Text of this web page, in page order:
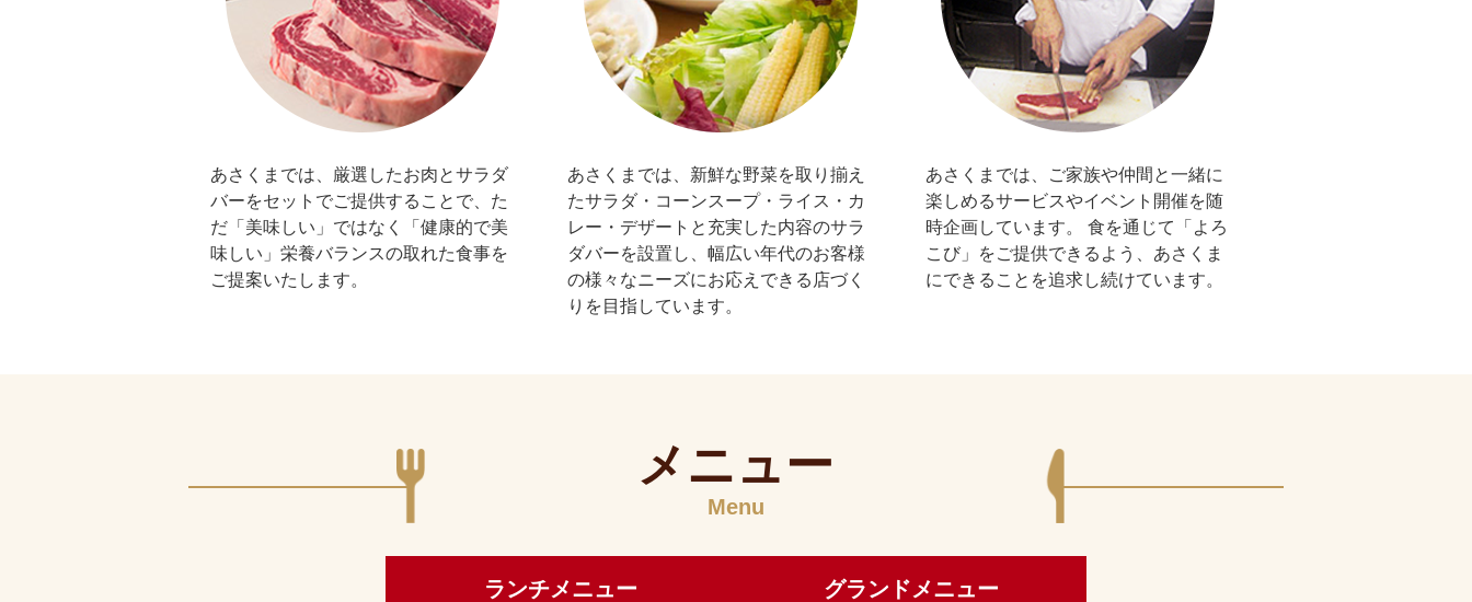
あさくまでは、厳選したお肉とサラダ
バーをセットでご提供することで、た
だ「美味しい」ではなく「健康的で美
味しい」栄養バランスの取れた食事を
ご提案いたします。
あさくまでは、新鮮な野菜を取り揃え
たサラダ・コーンスープ・ライス・カ
レー・デザートと充実した内容のサラ
ダバーを設置し、幅広い年代のお客様
の様々なニーズにお応えできる店づく
りを目指しています。
あさくまでは、ご家族や仲間と一緒に
楽しめるサービスやイベント開催を随
時企画しています。 食を通じて「よろ
こび」をご提供できるよう、あさくま
にできることを追求し続けています。
メニュー
Menu
ランチメニュー グランドメニュー